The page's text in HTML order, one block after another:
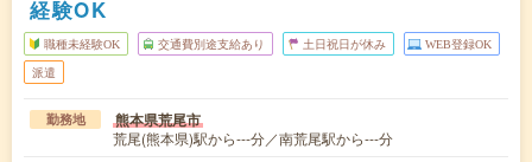
経験OK
職種未経験OK 交通費別途支給あり 土日祝日が休み WEB登録OK
派遣
勤務地 熊本県荒尾市
荒尾(熊本県)駅から---分／南荒尾駅から---分